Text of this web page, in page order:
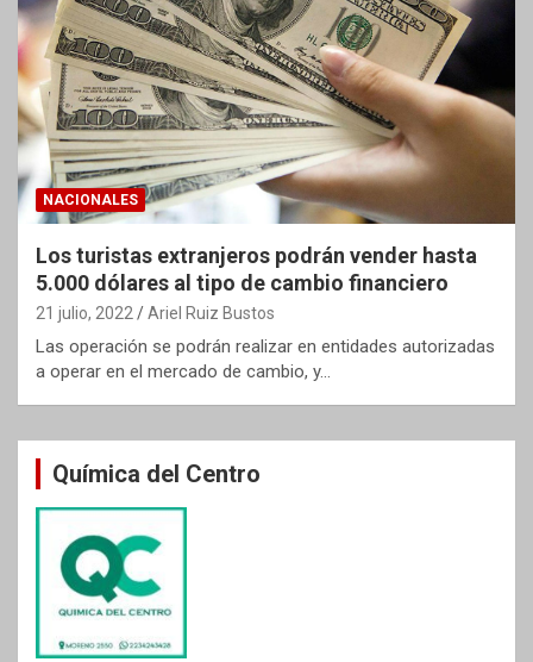
NACIONALES
Los turistas extranjeros podrán vender hasta
5.000 dólares al tipo de cambio financiero
21 julio, 2022 Ariel Ruiz Bustos
Las operación se podrán realizar en entidades autorizadas
a operar en el mercado de cambio, y…
Química del Centro